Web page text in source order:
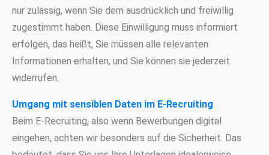
nur zulässig, wenn Sie dem ausdrücklich und freiwillig
zugestimmt haben. Diese Einwilligung muss informiert
erfolgen, das heißt, Sie müssen alle relevanten
Informationen erhalten, und Sie können sie jederzeit
widerrufen.
Umgang mit sensiblen Daten im E-Recruiting
Beim E-Recruiting, also wenn Bewerbungen digital
eingehen, achten wir besonders auf die Sicherheit. Das